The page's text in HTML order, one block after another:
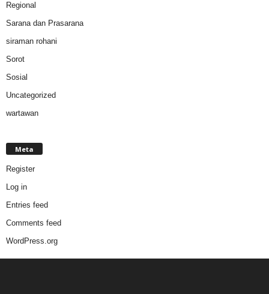
Regional
Sarana dan Prasarana
siraman rohani
Sorot
Sosial
Uncategorized
wartawan
Meta
Register
Log in
Entries feed
Comments feed
WordPress.org